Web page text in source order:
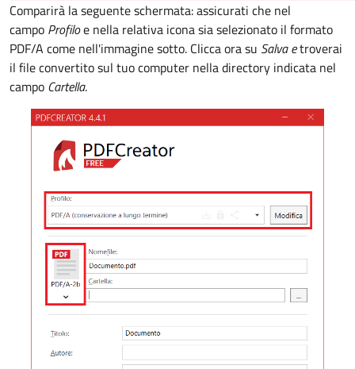
Comparirà la seguente schermata: assicurati che nel
campo Profiloe nella relativa icona sia selezionato il formato
PDF/A come nell'immagine sotto. Clicca ora su Salva etroverai
il file convertito sul tuo computer nella directory indicata nel
campo Cartella.